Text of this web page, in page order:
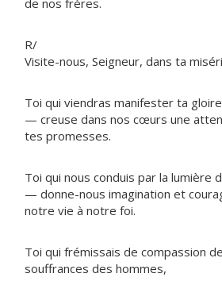
de nos frères.
R/
Visite-nous, Seigneur, dans ta
Toi qui viendras manifester ta
— creuse dans nos cœurs une
tes promesses.
Toi qui nous conduis par la lumière
— donne-nous imagination et
notre vie à notre foi.
Toi qui frémissais de compassion
souffrances des hommes,